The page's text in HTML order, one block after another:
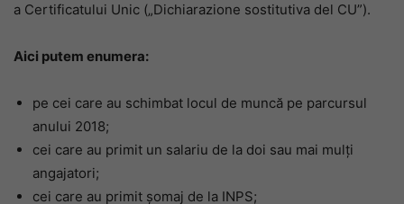
a Certificatului Unic („Dichiarazione sostitutiva del CU”).
Aici putem enumera:
pe cei care au schimbat locul de muncă pe parcursul
anului 2018;
cei care au primit un salariu de la doi sau mai mulți
angajatori;
cei care au primit șomaj de la INPS;